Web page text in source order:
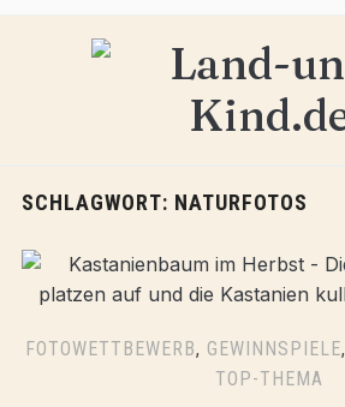
SCHLAGWORT: NATURFOTOS
FOTOWETTBEWERB, GEWINNSPIELE,
TOP-THEMA